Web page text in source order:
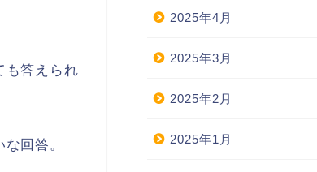
も答えられ
回答。
2025年4月
2025年3月
2025年2月
2025年1月